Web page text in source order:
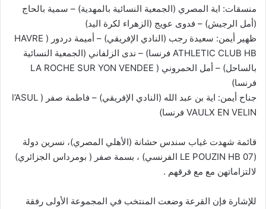
منسقات: اية المصري (الجمعية النسائية بالمهدية) – سمية بالحاج
(أمل الرجيش) – فدوى عويج (الزهراء لكرة اليد)
ظهير أيمن: سعيدة رجب (النادي الإفريقي) – أميمة دردور ( HAVRE
ATHLETIC CLUB HB فرنسا) – ندى الزلفاني (الجمعية النسائية
بالساحل) – أمل الحمروني ( LA ROCHE SUR YON VENDEE
فرنسا)
جناح أيمن: اية بن عبد الله (النادي الإفريقي) – فاطمة صفر ( l’ASUL
VAULX EN VELIN فرنسا)
قائمة شهدت غياب سندس حشانة (الأهلي المصري)، نسرين دولة
(LE POUZIN HB 07 الفرنسي) ، بسمة صفر ( بومرداس الجزائري)
لالتزاماتهن مع مع فرقهم .
للإشارة فإن القرعة وضعت المنتخب في المجموعة الأولى رفقة